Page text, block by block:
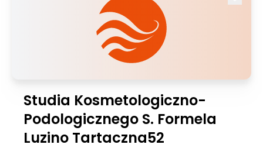
Studia Kosmetologiczno-
Podologicznego S. Formela
Luzino Tartaczna52